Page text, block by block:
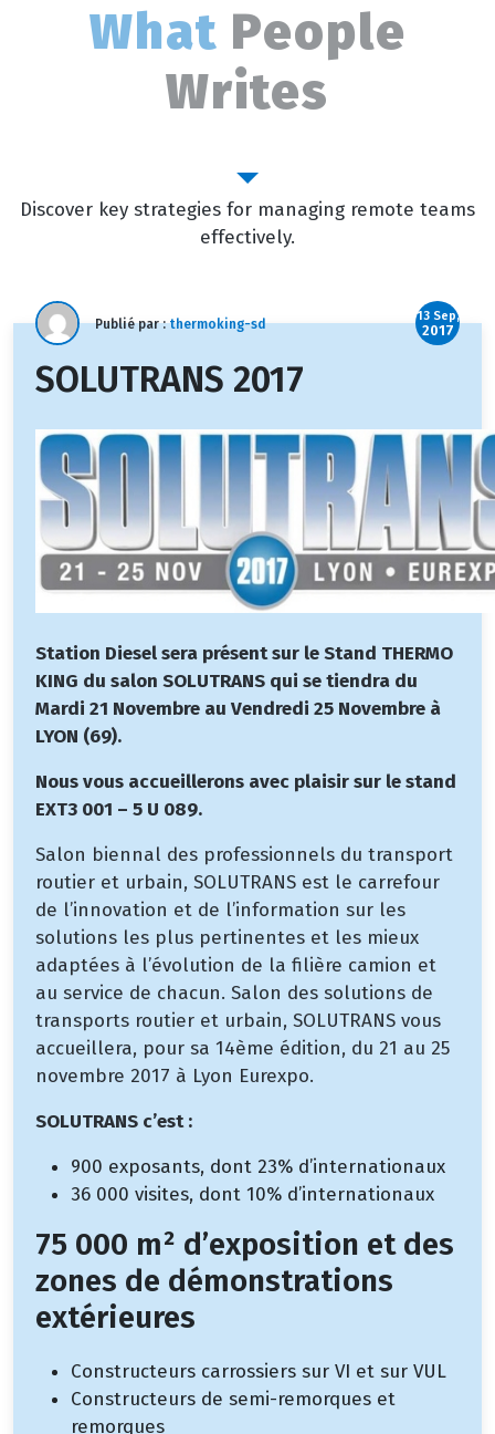
What People
Writes
Discover key strategies for managing remote teams
effectively.
Publié par :thermoking-sd 13 Sep,
2017
SOLUTRANS 2017
Station Diesel sera présent sur le Stand THERMO
KING du salon SOLUTRANS qui se tiendra du
Mardi 21 Novembre au Vendredi 25 Novembre à
LYON (69).
Nous vous accueillerons avec plaisir sur le stand
EXT3 001 – 5 U 089.
Salon biennal des professionnels du transport
routier et urbain, SOLUTRANS est le carrefour
de l’innovation et de l’information sur les
solutions les plus pertinentes et les mieux
adaptées à l’évolution de la filière camion et
au service de chacun. Salon des solutions de
transports routier et urbain, SOLUTRANS vous
accueillera, pour sa 14ème édition, du 21 au 25
novembre 2017 à Lyon Eurexpo.
SOLUTRANS c’est :
900 exposants, dont 23% d’internationaux
36 000 visites, dont 10% d’internationaux
75 000 m² d’exposition et des
zones de démonstrations
extérieures
Constructeurs carrossiers sur VI et sur VUL
Constructeurs de semi-remorques et
remorques